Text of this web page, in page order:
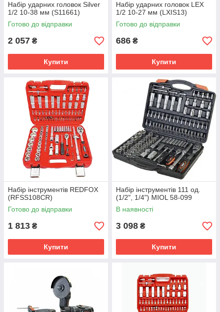
Набір ударних головок Silver
1/2 10-38 мм (S11661)
Готово до відправки
2 057 ₴
Купити
Набір ударних головок LEX
1/2 10-27 мм (LXIS13)
Готово до відправки
686 ₴
Купити
Набір інструментів REDFOX
(RFSS108CR)
Готово до відправки
1 813 ₴
Купити
Набір інструментів 111 од.
(1/2", 1/4") MIOL 58-099
В наявності
3 098 ₴
Купити